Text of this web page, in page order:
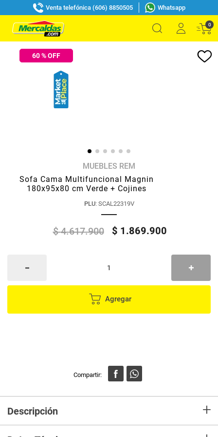
Venta telefónica (606) 8850505 Whatsapp
0
60% OFF
MUEBLES REM
Sofa Cama Multifuncional Magnin
180x95x80 cm Verde + Cojines
PLU: SCAL22319V
$ 4.617.900 $ 1.869.900
Agregar
Descripción +
Sofacama Multifuncional Magnin